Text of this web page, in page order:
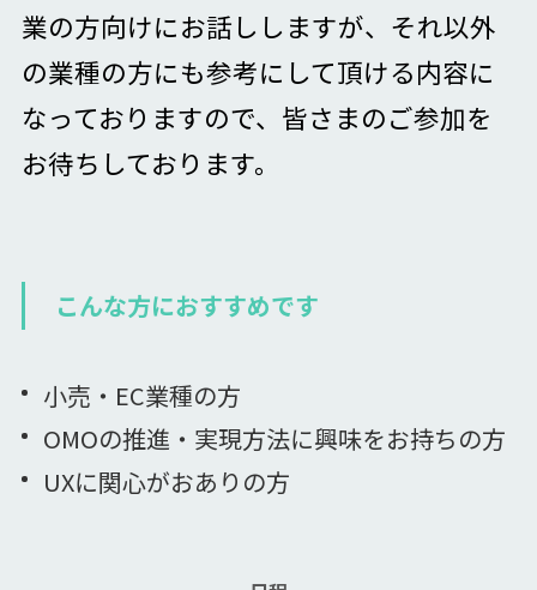
業の方向けにお話ししますが、それ以外
の業種の方にも参考にして頂ける内容に
なっておりますので、皆さまのご参加を
お待ちしております。
こんな方におすすめです
小売・EC業種の方
OMOの推進・実現方法に興味をお持ちの方
UXに関心がおありの方